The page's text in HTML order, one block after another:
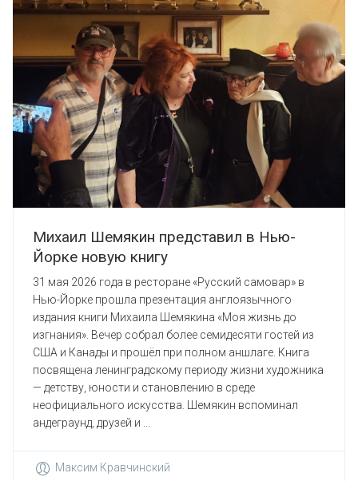
Михаил Шемякин представил в Нью-
Йорке новую книгу
31 мая 2026 года в ресторане «Русский самовар» в
Нью-Йорке прошла презентация англоязычного
издания книги Михаила Шемякина «Моя жизнь до
изгнания». Вечер собрал более семидесяти гостей из
США и Канады и прошёл при полном аншлаге. Книга
посвящена ленинградскому периоду жизни художника
— детству, юности и становлению в среде
неофициального искусства. Шемякин вспоминал
андеграунд, друзей и ...
Максим Кравчинский